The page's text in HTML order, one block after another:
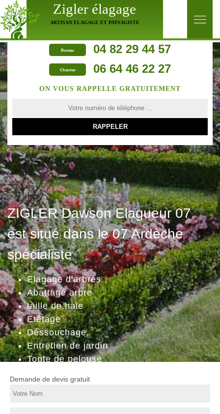
Zigler élagage
ARTISAN ELAGAGE ET PAYSAGISTE
Bureau 04 82 29 44 57
Chantier 06 64 46 22 27
ZIGLER Dawson Elagueur 07
est situé dans le 07 Ardèche
spécialiste
Elagage d'arbres
Abattage arbre
taille de haie
Etêtage
Déssouchage
Entretien de jardin
Tonte de pelouse
ON VOUS RAPPELLE GRATUITEMENT
Demande de devis gratuit